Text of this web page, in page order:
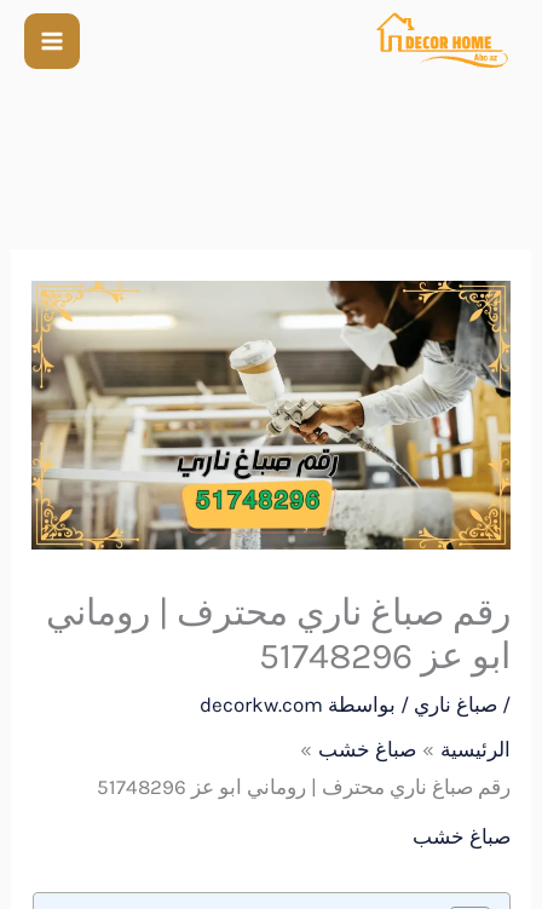
رقم صباغ ناري محترف | روماني
ابو عز 51748296
/صباغ ناري / بواسطة decorkw.com
الرئيسية
صباغ خشب
رقم صباغ ناري محترف | روماني ابو عز 51748296
صباغ خشب